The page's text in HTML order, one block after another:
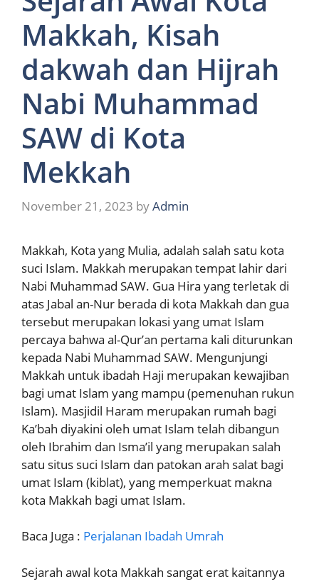
Makkah, Kisah
dakwah dan Hijrah
Nabi Muhammad
SAW di Kota
Mekkah
November 21, 2023 byAdmin
Makkah, Kota yang Mulia, adalah salah satu kota
suci Islam. Makkah merupakan tempat lahir dari
Nabi Muhammad SAW. Gua Hira yang terletak di
atas Jabal an-Nur berada di kota Makkah dan gua
tersebut merupakan lokasi yang umat Islam
percaya bahwa al-Qur’an pertama kali diturunkan
kepada Nabi Muhammad SAW. Mengunjungi
Makkah untuk ibadah Haji merupakan kewajiban
bagi umat Islam yang mampu (pemenuhan rukun
Islam). Masjidil Haram merupakan rumah bagi
Ka’bah diyakini oleh umat Islam telah dibangun
oleh Ibrahim dan Isma’il yang merupakan salah
satu situs suci Islam dan patokan arah salat bagi
umat Islam (kiblat), yang memperkuat makna
kota Makkah bagi umat Islam.
Baca Juga : Perjalanan Ibadah Umrah
Sejarah awal kota Makkah sangat erat kaitannya